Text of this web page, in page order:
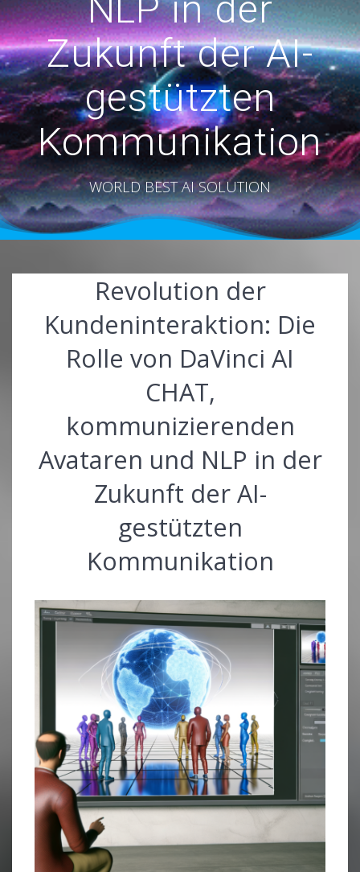
Zukunft der AI-
gestützten
Kommunikation
WORLD BEST AI SOLUTION
Revolution der
Kundeninteraktion: Die
Rolle von DaVinci AI
CHAT,
kommunizierenden
Avataren und NLP in der
Zukunft der AI-
gestützten
Kommunikation